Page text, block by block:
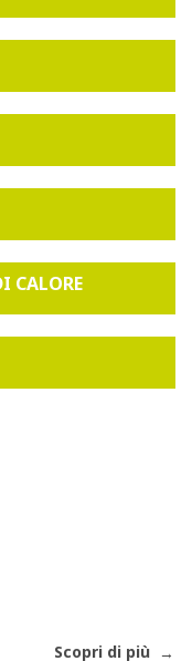
CALORE
Scopri di più